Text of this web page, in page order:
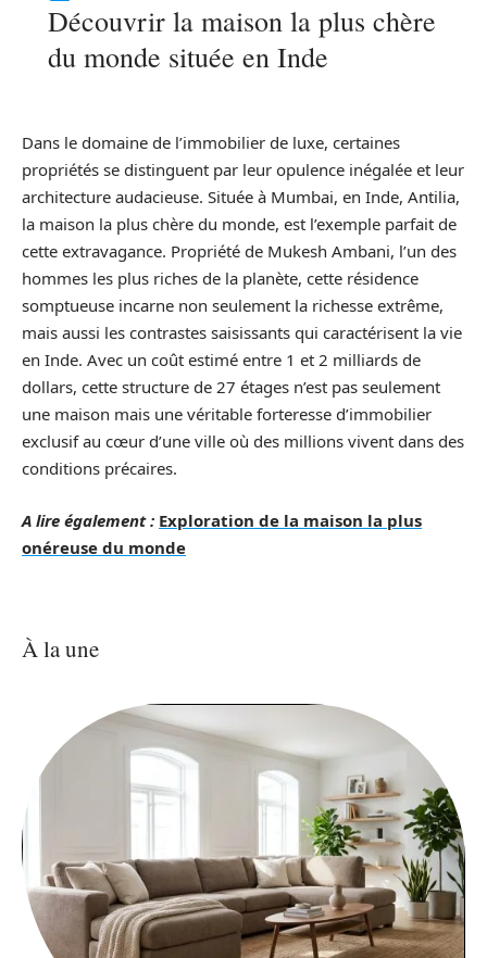
Découvrir la maison la plus chère
du monde située en Inde
Dans le domaine de l’immobilier de luxe, certaines
propriétés se distinguent par leur opulence inégalée et leur
architecture audacieuse. Située à Mumbai, en Inde, Antilia,
la maison la plus chère du monde, est l’exemple parfait de
cette extravagance. Propriété de Mukesh Ambani, l’un des
hommes les plus riches de la planète, cette résidence
somptueuse incarne non seulement la richesse extrême,
mais aussi les contrastes saisissants qui caractérisent la vie
en Inde. Avec un coût estimé entre 1 et 2 milliards de
dollars, cette structure de 27 étages n’est pas seulement
une maison mais une véritable forteresse d’immobilier
exclusif au cœur d’une ville où des millions vivent dans des
conditions précaires.
A lire également : Exploration de la maison la plus
onéreuse du monde
À la une